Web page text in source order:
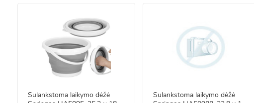
Sulankstoma laikymo dėžė
Sulankstoma laikymo dėžė